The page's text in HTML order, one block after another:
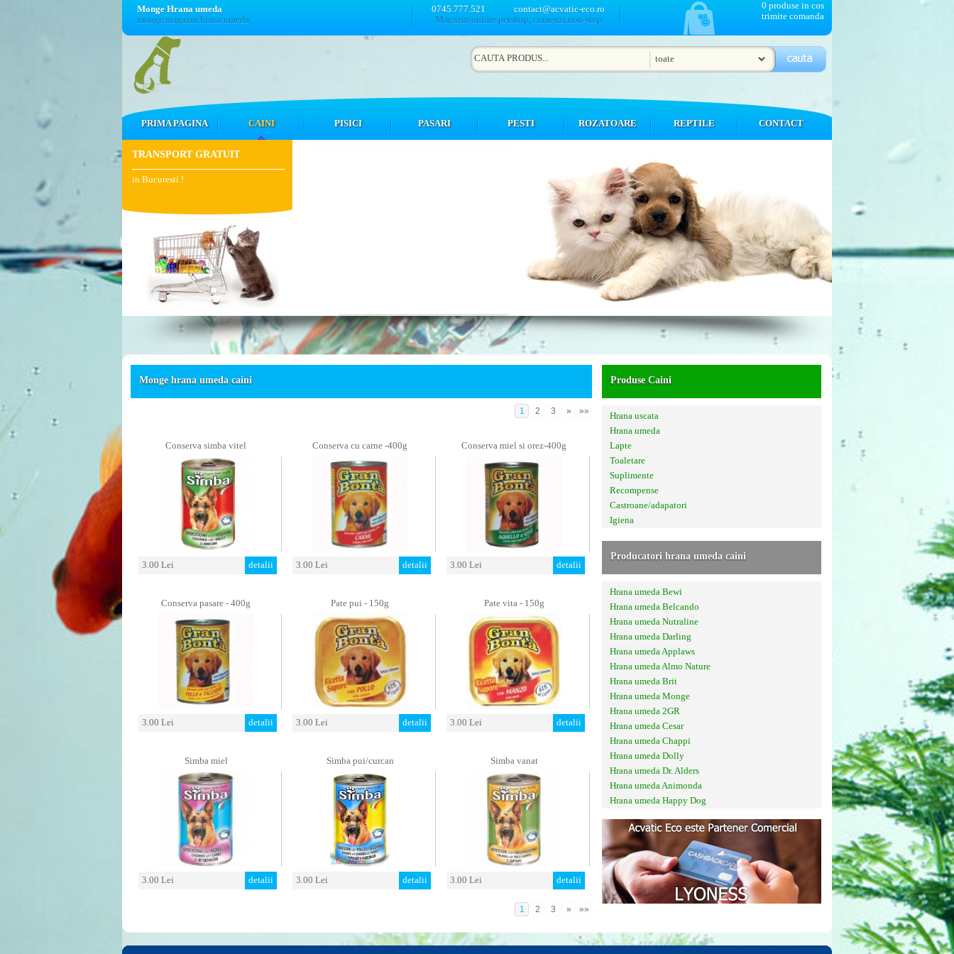
Monge Hrana umeda
monge magazin hrana umeda
0745.777.521
contact@acvatic-eco.ro
Magazin online petshop, comenzi non-stop
0 produse in cos
trimite comanda
PRIMA PAGINA CAINI PISICI PASARI PESTI ROZATOARE REPTILE CONTACT
TRANSPORT GRATUIT
in Bucuresti !
Monge hrana umeda caini
1 2 3 » »»
Conserva simba vitel
3.00 Lei detalii
Conserva cu carne -400g
3.00 Lei detalii
Conserva miel si orez-400g
3.00 Lei detalii
Conserva pasare - 400g
3.00 Lei detalii
Pate pui - 150g
3.00 Lei detalii
Pate vita - 150g
3.00 Lei detalii
Simba miel
3.00 Lei detalii
Simba pui/curcan
3.00 Lei detalii
Simba vanat
3.00 Lei detalii
1 2 3 » »»
Produse Caini
Hrana uscata
Hrana umeda
Lapte
Toaletare
Suplimente
Recompense
Castroane/adapatori
Igiena
Producatori hrana umeda caini
Hrana umeda Bewi
Hrana umeda Belcando
Hrana umeda Nutraline
Hrana umeda Darling
Hrana umeda Applaws
Hrana umeda Almo Nature
Hrana umeda Brit
Hrana umeda Monge
Hrana umeda 2GR
Hrana umeda Cesar
Hrana umeda Chappi
Hrana umeda Dolly
Hrana umeda Dr. Alders
Hrana umeda Animonda
Hrana umeda Happy Dog